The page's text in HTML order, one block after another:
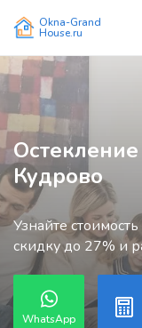
Okna-Grand
House.ru
Кудрово
Узнайте
скидку до 27% и
WhatsApp